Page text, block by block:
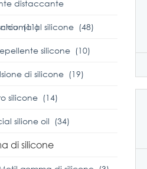
distaccante
(11)al silicone (48)
silicone (10)
di silicone (19)
silicone (14)
silione oil (34)
di silicone